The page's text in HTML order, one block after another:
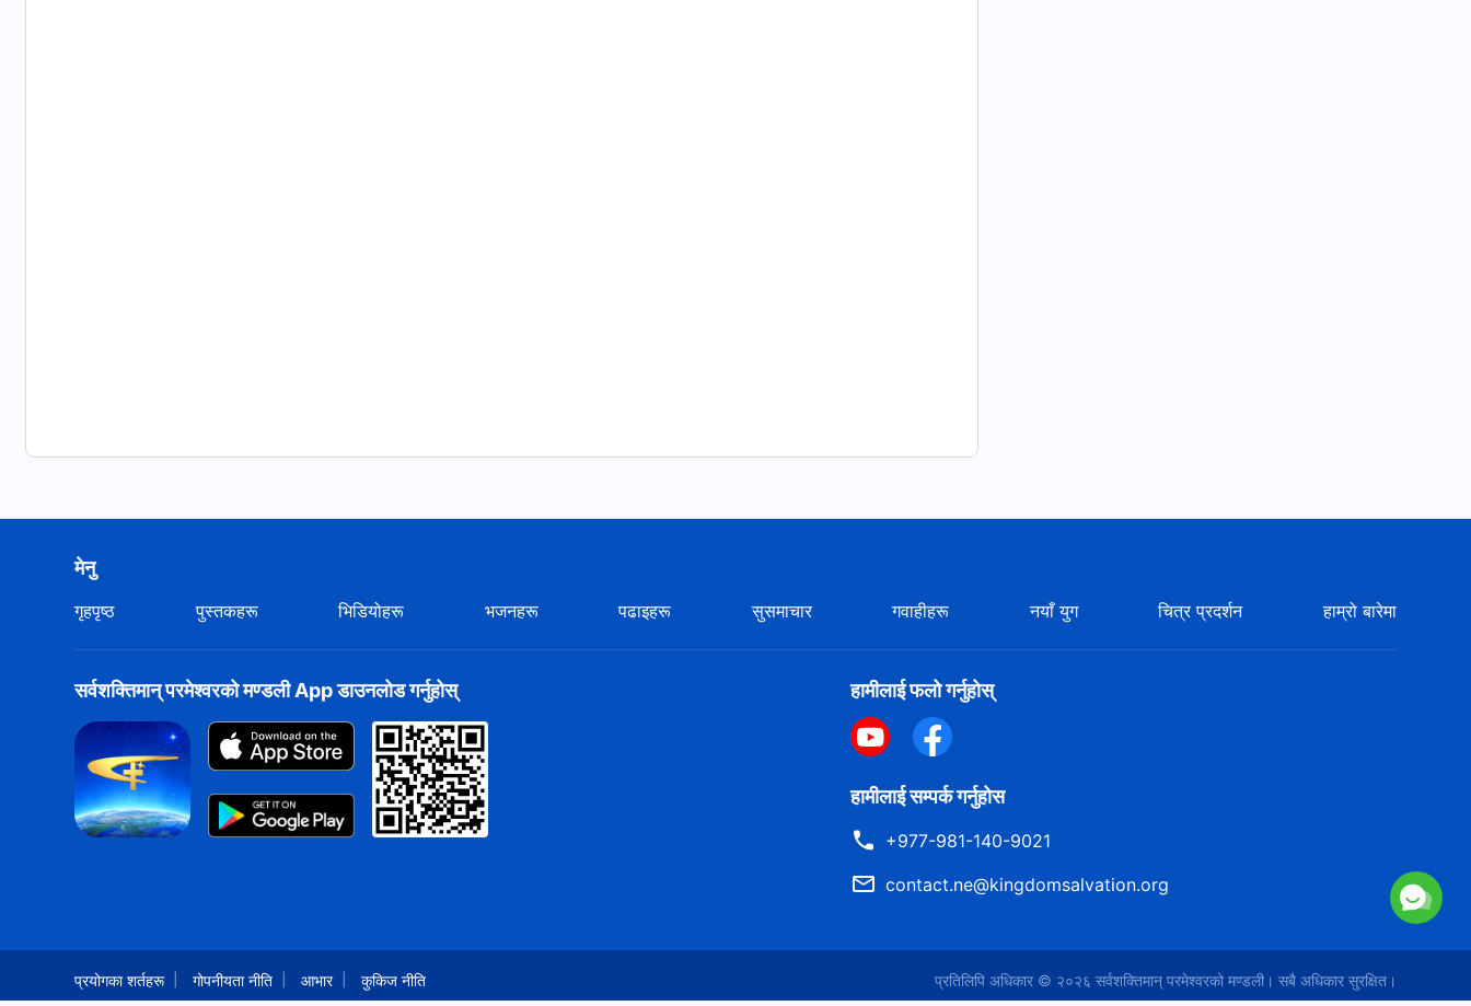
मेनु
गृहपृष्ठ पुस्तकहरू भिडियोहरू भजनहरू पढाइहरू सुसमाचार गवाहीहरू नयाँ युग चित्र प्रदर्शन हाम्रो बारेमा
सर्वशक्तिमान्‌ परमेश्‍वरको मण्डली App डाउनलोड गर्नुहोस् हामीलाई फलो गर्नुहोस्
हामीलाई सम्पर्क गर्नुहोस
+977-981-140-9021
contact.ne@kingdomsalvation.org
प्रयोगका शर्तहरू गोपनीयता नीति आभार कुकिज नीति प्रतिलिपि अधिकार © २०२६ सर्वशक्तिमान्‌ परमेश्‍वरको मण्डली । सबै अधिकार सुरक्षित।